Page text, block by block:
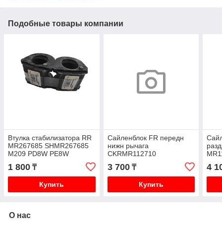
Подобные товары компании
Втулка стабилизатора RR
MR267685 SHMR267685
M209 PD8W PE8W
1 800 ₸
Купить
Сайленблок FR передн
нижн рычага
CKRMR112710
SHMR112710 SH291
CVKH143 MR112710 PD4
PD5 PE8 PD8 PF6
3 700₸
Купить
PF6
4
О нас